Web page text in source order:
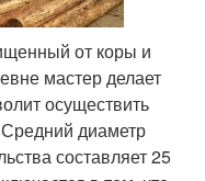
от коры и
мастер делает
осуществить
диаметр
составляет 25